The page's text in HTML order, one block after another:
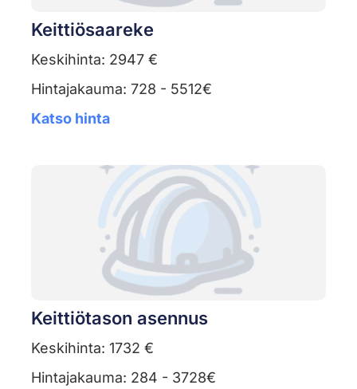
Keittiösaareke
Keskihinta: 2947 €
Hintajakauma: 728 - 5512€
Katso hinta
Keittiötason asennus
Keskihinta: 1732 €
Hintajakauma: 284 - 3728€